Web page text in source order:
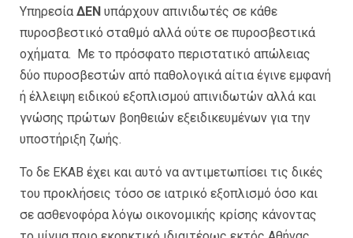
Υπηρεσία ΔΕΝ υπάρχουν απινιδωτές σε κάθε
πυροσβεστικό σταθμό αλλά ούτε σε πυροσβεστικά
οχήματα. Με το πρόσφατο περιστατικό απώλειας
δύο πυροσβεστών από παθολογικά αίτια έγινε εμφανή
ή έλλειψη ειδικού εξοπλισμού απινιδωτών αλλά και
γνώσης πρώτων βοηθειών εξειδικευμένων για την
υποστήριξη ζωής.
Το δε ΕΚΑΒ έχει και αυτό να αντιμετωπίσει τις δικές
του προκλήσεις τόσο σε ιατρικό εξοπλισμό όσο και
σε ασθενοφόρα λόγω οικονομικής κρίσης κάνοντας